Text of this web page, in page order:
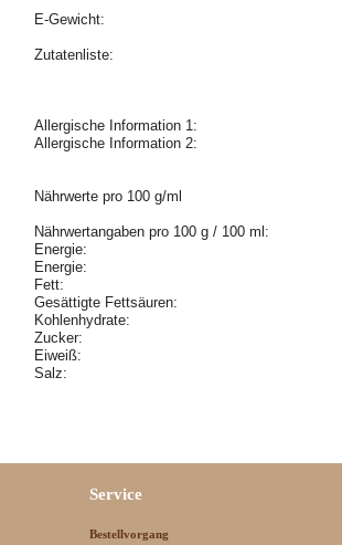
E-Gewicht:
Zutatenliste:
Allergische Information 1:
Allergische Information 2:
Nährwerte pro 100 g/ml
Nährwertangaben pro 100 g / 100 ml:
Energie:
Energie:
Fett:
Gesättigte Fettsäuren:
Kohlenhydrate:
Zucker:
Eiweiß:
Salz:
Service
Bestellvorgang